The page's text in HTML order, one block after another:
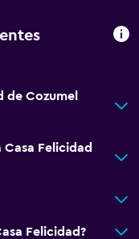
de Cozumel
Casa Felicidad
Felicidad?